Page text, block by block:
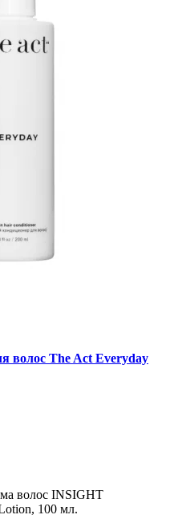
волос The Act Everyday
волос INSIGHT
100 мл.